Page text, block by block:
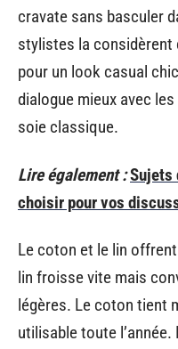
cravate sans basculer
stylistes la considèrent
pour un look casual
dialogue mieux avec
soie classique.
Lire également :Sujets
choisir pour vos
Le coton et le lin
lin froisse vite mais
légères. Le coton tient
utilisable toute